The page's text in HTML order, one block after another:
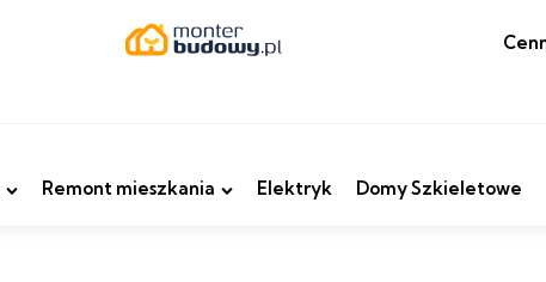
Remont mieszkania Elektryk Domy Szkieletowe